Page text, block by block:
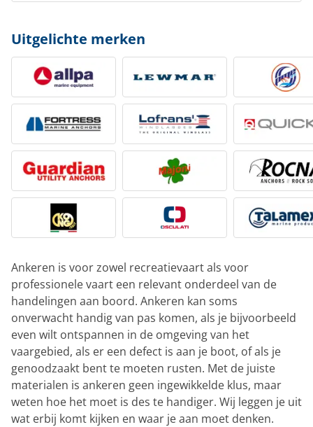
Uitgelichte merken
Ankeren is voor zowel recreatievaart als voor
professionele vaart een relevant onderdeel van de
handelingen aan boord. Ankeren kan soms
onverwacht handig van pas komen, als je bijvoorbeeld
even wilt ontspannen in de omgeving van het
vaargebied, als er een defect is aan je boot, of als je
genoodzaakt bent te moeten rusten. Met de juiste
materialen is ankeren geen ingewikkelde klus, maar
weten hoe het moet is des te handiger. Wij leggen je uit
wat erbij komt kijken en waar je aan moet denken.